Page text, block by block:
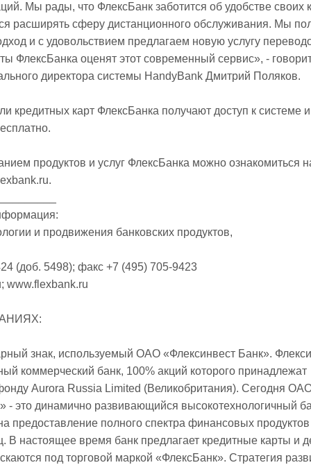
Мы рады, что ФлексБанк заботится об удобстве своих
расширять сферу дистанционного обслуживания. Мы
и с удовольствием предлагаем новую услугу
ФлексБанка оценят этот современный сервис», -
директора системы HandyBank Дмитрий Поляков.
кредитных карт ФлексБанка получают доступ к системе
продуктов и услуг ФлексБанка можно ознакомиться
и продвижения банковских продуктов,
(доб. 5498); факс +7 (495) 705-9423
www.flexbank.ru
знак, используемый ОАО «Флексинвест Банк».
коммерческий банк, 100% акций которого принадлежат
Aurora Russia Limited (Великобритания). Сегодня
- это динамично развивающийся высокотехнологичный
предоставление полного спектра финансовых продуктов
В настоящее время банк предлагает кредитные карты и
под торговой маркой «ФлексБанк». Стратегия